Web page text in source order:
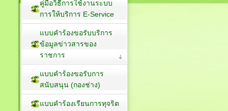
คู่มือวิธีการใช้งานระบบ
การให้บริการ E-Service
แบบคำร้องขอรับบริการ
ข้อมูลข่าวสารของ
ราชการ
แบบคำร้องขอรับการ
สนับสนุน (กองช่าง)
แบบคำร้องเรียนการทุจริต